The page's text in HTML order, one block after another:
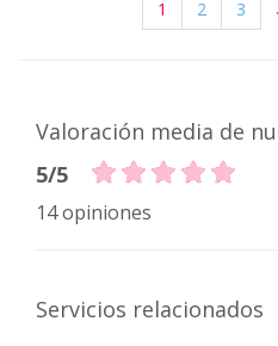
1 2 3
Valoración media de
5/5
14 opiniones
Servicios relacionados